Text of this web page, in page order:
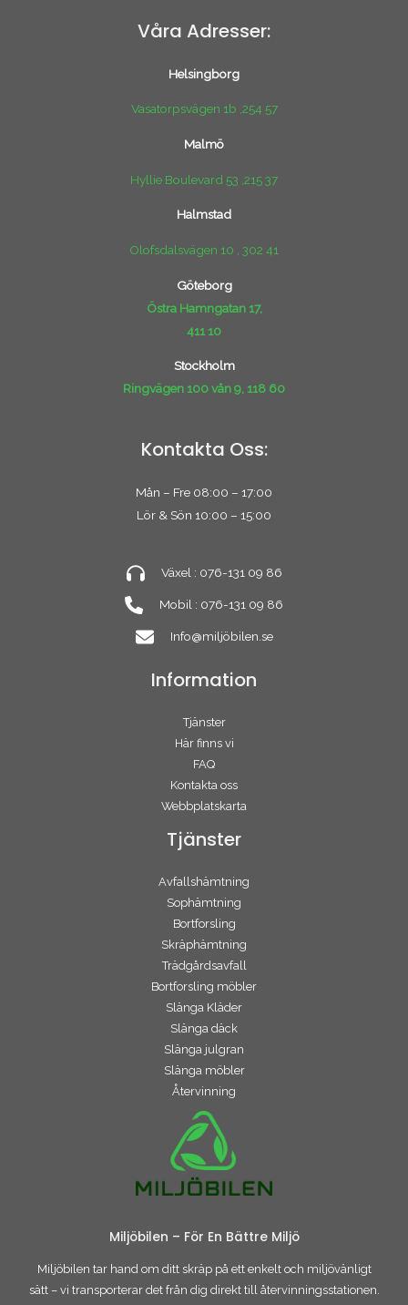
Våra Adresser:
Helsingborg
Vasatorpsvägen 1b ,254 57
Malmö
Hyllie Boulevard 53 ,215 37
Halmstad
Olofsdalsvägen 10 , 302 41
Göteborg
Östra Hamngatan 17,
411 10
Stockholm
Ringvägen 100 vån 9, 118 60
Kontakta Oss:
Mån – Fre 08:00 – 17:00
Lör & Sön 10:00 – 15:00
Växel : 076-131 09 86
Mobil : 076-131 09 86
Info@miljöbilen.se
Information
Tjänster
Här finns vi
FAQ
Kontakta oss
Webbplatskarta
Tjänster
Avfallshämtning
Sophämtning
Bortforsling
Skräphämtning
Trädgårdsavfall
Bortforsling möbler
Slänga Kläder
Slänga däck
Slänga julgran
Slänga möbler
Återvinning
Miljöbilen – För En Bättre Miljö
Miljöbilen tar hand om ditt skräp på ett enkelt och miljövänligt
sätt – vi transporterar det från dig direkt till återvinningsstationen.